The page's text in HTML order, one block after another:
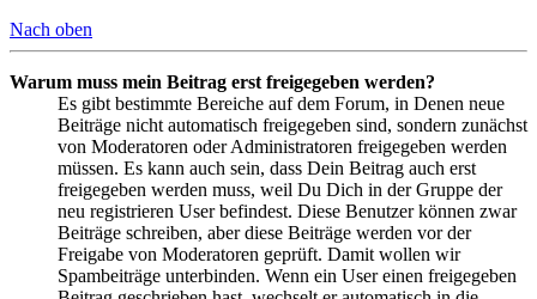
Nach oben
Warum muss mein Beitrag erst freigegeben werden?
Es gibt bestimmte Bereiche auf dem Forum, in Denen neue
Beiträge nicht automatisch freigegeben sind, sondern zunächst
von Moderatoren oder Administratoren freigegeben werden
müssen. Es kann auch sein, dass Dein Beitrag auch erst
freigegeben werden muss, weil Du Dich in der Gruppe der
neu registrieren User befindest. Diese Benutzer können zwar
Beiträge schreiben, aber diese Beiträge werden vor der
Freigabe von Moderatoren geprüft. Damit wollen wir
Spambeiträge unterbinden. Wenn ein User einen freigegeben